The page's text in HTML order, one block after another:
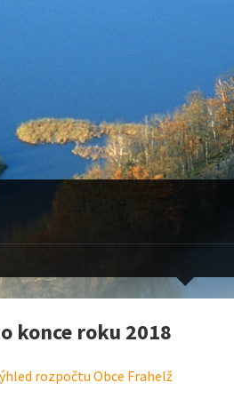
konce roku 2018
rozpočtu Obce Frahelž